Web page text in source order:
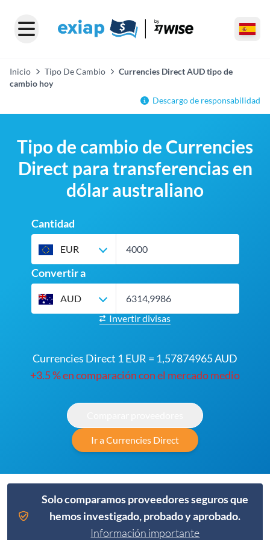
Inicio Tipo De Cambio
Currencies Direct AUD tipo de
cambio hoy
Descargo de responsabilidad
Tipo de cambio de Currencies
Direct para transferencias en
dólar australiano
Cantidad
EUR
Convertir a
AUD
Invertir divisas
Currencies Direct 1 EUR = 1,57874965 AUD
+3.5 % en comparación con el mercado medio
Ir a Currencies Direct
Solo comparamos proveedores seguros que
hemos investigado, probado y aprobado.
Información importante